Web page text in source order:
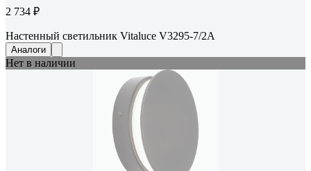
2 734 ₽
Настенный светильник Vitaluce V3295-7/2A
Аналоги
Нет в наличии